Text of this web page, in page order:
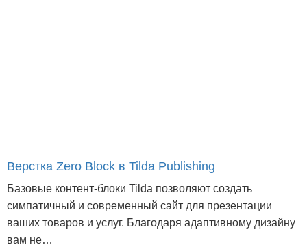
Верстка Zero Block в Tilda Publishing
Базовые контент-блоки Tilda позволяют создать
симпатичный и современный сайт для презентации
ваших товаров и услуг. Благодаря адаптивному дизайну
вам не…